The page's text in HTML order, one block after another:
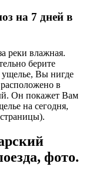
на 7 дней в
реки влажная.
берите
ущелье, Вы нигде
в
Он покажет Вам
на сегодня,
фото.